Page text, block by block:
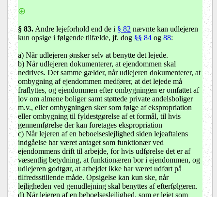
§ 83. Andre lejeforhold end de i § 82 nævnte kan udlejeren
kun opsige i følgende tilfælde, jf. dog §§ 84 og 88:
a) Når udlejeren ønsker selv at benytte det lejede.
b) Når udlejeren dokumenterer, at ejendommen skal
nedrives. Det samme gælder, når udlejeren dokumenterer, at
ombygning af ejendommen medfører, at det lejede må
fraflyttes, og ejendommen efter ombygningen er omfattet af
lov om almene boliger samt støttede private andelsboliger
m.v., eller ombygningen sker som følge af ekspropriation
eller ombygning til fyldestgørelse af et formål, til hvis
gennemførelse der kan foretages ekspropriation
c) Når lejeren af en beboelseslejlighed siden lejeaftalens
indgåelse har været antaget som funktionær ved
ejendommens drift til arbejde, for hvis udførelse det er af
væsentlig betydning, at funktionæren bor i ejendommen, og
udlejeren godtgør, at arbejdet ikke har været udført på
tilfredsstillende måde. Opsigelse kan kun ske, når
lejligheden ved genudlejning skal benyttes af efterfølgeren.
d) Når lejeren af en beboelseslejlighed, som er lejet som